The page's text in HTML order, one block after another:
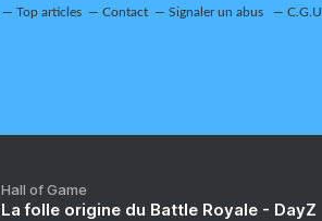
Top articles Contact Signaler un abus C.G.U.
Hall of Game
La folle origine du Battle Royale - DayZ